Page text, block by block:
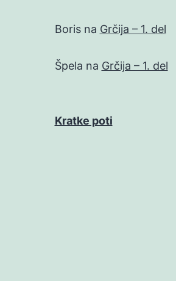
Borisna Grčija – 1. del
Špela na Grčija – 1. del
Kratke poti